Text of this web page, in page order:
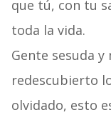
que tú, con tu
toda la vida.
Gente sesuda
redescubierto
olvidado, esto